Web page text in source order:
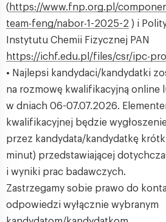
( https://www.fnp.org.pl/
team-feng/nabor-1-2025-2 ) i
Instytutu Chemii Fizycznej PAN
https://ichf.edu.pl/files/csr/ipc-
• Najlepsi kandydaci/kandydatki
na rozmowę kwalifikacyjną online
w dniach 06-07.07.2026.
kwalifikacyjnej będzie
przez kandydata/kandydatkę
minut) przedstawiającej
i wyniki prac badawczych.
Zastrzegamy sobie prawo do
odpowiedzi wyłącznie wybranym